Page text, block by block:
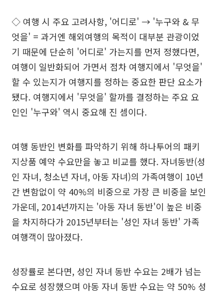
◇ 여행 시 주요 고려사항, '어디로' → '누구와 & 무
엇을' = 과거엔 해외여행의 목적이 대부분 관광이었
기 때문에 단순히 '어디로' 가는지를 먼저 정했다면,
여행이 일반화되어 가면서 점차 여행지에서 '무엇을'
할 수 있는지가 여행지를 정하는 중요한 판단 요소가
됐다. 여행지에서 '무엇을' 할까를 결정하는 주요 요
인인 '누구와' 역시 중요해 진 셈이다.
여행 동반인 변화를 파악하기 위해 하나투어의 패키
지상품 예약 수요만을 놓고 비교를 했다. 자녀동반(성
인 자녀, 청소년 자녀, 아동 자녀)의 가족여행이 10년
간 변함없이 약 40%의 비중으로 가장 큰 비중을 보인
가운데, 2014년까지는 '아동 자녀 동반'이 높은 비중
을 차지하다가 2015년부터는 '성인 자녀 동반' 가족
여행객이 많아졌다.
성장률로 본다면, 성인 자녀 동반 수요는 2배가 넘는
수요로 성장했으며 아동 자녀 동반 수요는 약 50% 성